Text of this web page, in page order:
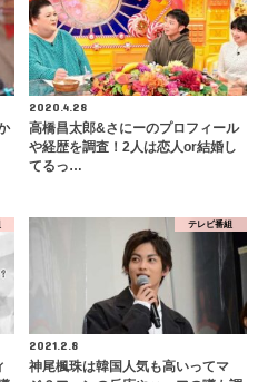
2020.4.28
高橋昌太郎&さにーのプロフィール
や経歴を調査！2人は恋人or結婚し
てるっ…
テレビ番組
2021.2.8
神尾楓珠は韓国人気も高いってマ